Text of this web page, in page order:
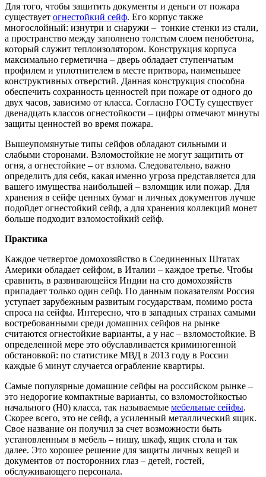
Для того, чтобы защитить документы и деньги от пожара
существует огнестойкий сейф. Его корпус также
многослойный: изнутри и снаружи – тонкие стенки из стали,
а пространство между заполнено толстым слоем пенобетона,
который служит теплоизолятором. Конструкция корпуса
максимально герметична – дверь обладает ступенчатым
профилем и уплотнителем в месте притвора, наименьшее
конструктивных отверстий. Данная конструкция способна
обеспечить сохранность ценностей при пожаре от одного до
двух часов, зависимо от класса. Согласно ГОСТу существует
двенадцать классов огнестойкости – цифры отмечают минуты
защиты ценностей во время пожара.
Вышеупомянутые типы сейфов обладают сильными и
слабыми сторонами. Взломостойкие не могут защитить от
огня, а огнестойкие – от взлома. Следовательно, важно
определить для себя, какая именно угроза представляется для
вашего имущества наибольшей – взломщик или пожар. Для
хранения в сейфе ценных бумаг и личных документов лучше
подойдет огнестойкий сейф, а для хранения коллекций монет
больше подходит взломостойкий сейф.
Практика
Каждое четвертое домохозяйство в Соединенных Штатах
Америки обладает сейфом, в Италии – каждое третье. Чтобы
сравнить, в развивающейся Индии на сто домохозяйств
припадает только один сейф. По данным показателям Россия
уступает зарубежным развитым государствам, помимо роста
спроса на сейфы. Интересно, что в западных странах самыми
востребованными среди домашних сейфов на рынке
считаются огнестойкие варианты, а у нас – взломостойкие. В
определенной мере это обуславливается криминогенной
обстановкой: по статистике МВД в 2013 году в России
каждые 6 минут случается ограбление квартиры.
Самые популярные домашние сейфы на российском рынке –
это недорогие компактные варианты, со взломостойкостью
начального (H0) класса, так называемые мебельные сейфы.
Скорее всего, это не сейф, а усиленный металлический ящик.
Свое название он получил за счет возможности быть
установленным в мебель – нишу, шкаф, ящик стола и так
далее. Это хорошее решение для защиты личных вещей и
документов от посторонних глаз – детей, гостей,
обслуживающего персонала.